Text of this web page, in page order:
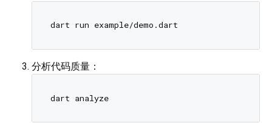
分析代码质量：
dart analyze